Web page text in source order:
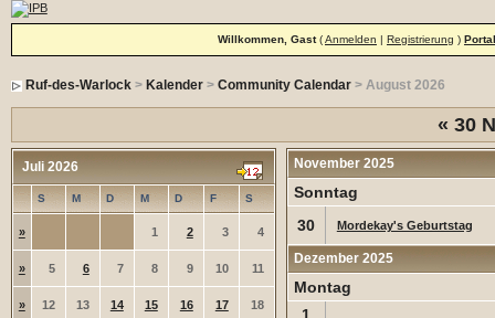
Willkommen, Gast(Anmelden | Registrierung ) Portal
Ruf-des-Warlock> Kalender> Community Calendar> August 2026
« 30
Juli 2026
S M D M D F S
» 1 2 3 4
» 5 6 7 8 9 10 11
» 12 13 14 15 16 17 18
November 2025
Sonntag
30
Mordekay's Geburtstag
Dezember 2025
Montag